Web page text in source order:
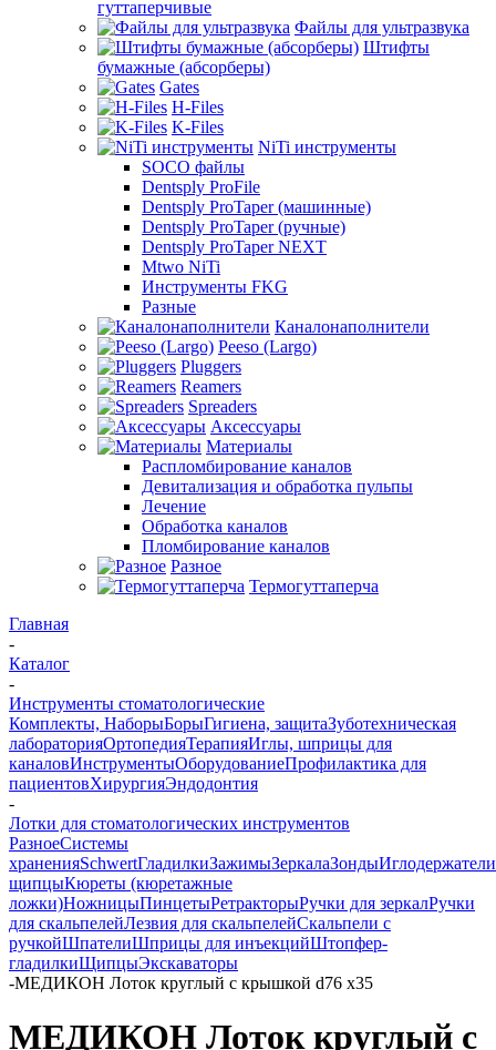
гуттаперчивые
Файлы для ультразвука
Штифты
бумажные (абсорберы)
Gates
H-Files
K-Files
NiTi инструменты
SOCO файлы
Dentsply ProFile
Dentsply ProTaper (машинные)
Dentsply ProTaper (ручные)
Dentsply ProTaper NEXT
Mtwo NiTi
Инструменты FKG
Разные
Каналонаполнители
Peeso (Largo)
Pluggers
Reamers
Spreaders
Аксессуары
Материалы
Распломбирование каналов
Девитализация и обработка пульпы
Лечение
Обработка каналов
Пломбирование каналов
Разное
Термогуттаперча
Главная
-
Каталог
-
Инструменты стоматологические
Комплекты, НаборыБорыГигиена, защитаЗуботехническая
лабораторияОртопедияТерапияИглы, шприцы для
каналовИнструментыОборудованиеПрофилактика для
пациентовХирургияЭндодонтия
-
Лотки для стоматологических инструментов
РазноеСистемы
храненияSchwertГладилкиЗажимыЗеркалаЗондыИглодержатели
щипцыКюреты (кюретажные
ложки)НожницыПинцетыРетракторыРучки для зеркалРучки
для скальпелейЛезвия для скальпелейСкальпели с
ручкойШпателиШприцы для инъекцийШтопфер-
гладилкиЩипцыЭкскаваторы
-МЕДИКОН Лоток круглый с крышкой d76 х35
МЕДИКОН Лоток круглый с